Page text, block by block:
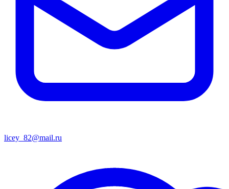
licey_82@mail.ru